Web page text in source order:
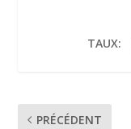
TAUX:
PRÉCÉDENT